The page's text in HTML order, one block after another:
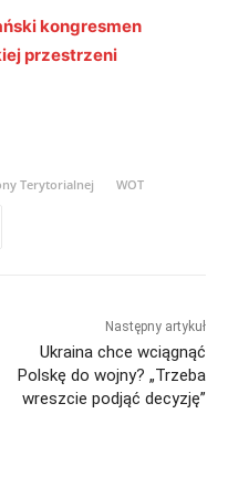
kongresmen
przestrzeni
Terytorialnej WOT
Następny artykuł
Ukraina chce wciągnąć
Polskę do wojny? „Trzeba
wreszcie podjąć decyzję”